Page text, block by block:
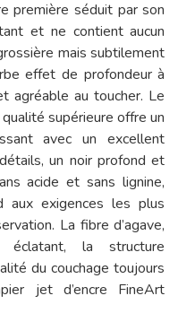
première séduit par son
et ne contient aucun
mais subtilement
effet de profondeur à
agréable au toucher. Le
supérieure offre un
avec un excellent
un noir profond et
acide et sans lignine,
aux exigences les plus
La fibre d’agave,
éclatant, la structure
du couchage toujours
jet d’encre FineArt